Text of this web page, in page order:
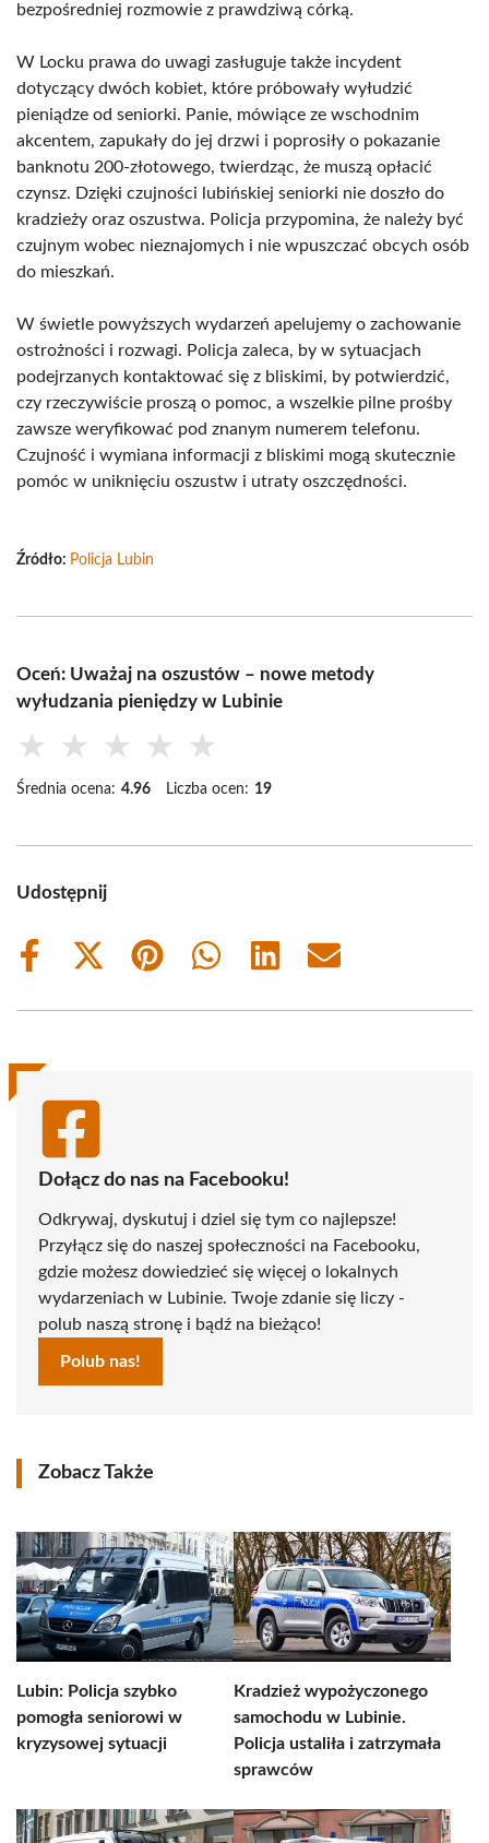
bezpośredniej rozmowie z prawdziwą córką.
W Locku prawa do uwagi zasługuje także incydent
dotyczący dwóch kobiet, które próbowały wyłudzić
pieniądze od seniorki. Panie, mówiące ze wschodnim
akcentem, zapukały do jej drzwi i poprosiły o pokazanie
banknotu 200-złotowego, twierdząc, że muszą opłacić
czynsz. Dzięki czujności lubińskiej seniorki nie doszło do
kradzieży oraz oszustwa. Policja przypomina, że należy być
czujnym wobec nieznajomych i nie wpuszczać obcych osób
do mieszkań.
W świetle powyższych wydarzeń apelujemy o zachowanie
ostrożności i rozwagi. Policja zaleca, by w sytuacjach
podejrzanych kontaktować się z bliskimi, by potwierdzić,
czy rzeczywiście proszą o pomoc, a wszelkie pilne prośby
zawsze weryfikować pod znanym numerem telefonu.
Czujność i wymiana informacji z bliskimi mogą skutecznie
pomóc w uniknięciu oszustw i utraty oszczędności.
Źródło: Policja Lubin
Oceń: Uważaj na oszustów – nowe metody
wyłudzania pieniędzy w Lubinie
★ ★ ★ ★ ★
Średnia ocena: 4.96 Liczba ocen: 19
Udostępnij
Share
Share
(Twitter)
Share
Share
Share
Share
Dołącz do nas na Facebooku!
Odkrywaj, dyskutuj i dziel się tym co najlepsze!
Przyłącz się do naszej społeczności na Facebooku,
gdzie możesz dowiedzieć się więcej o lokalnych
wydarzeniach w Lubinie. Twoje zdanie się liczy -
polub naszą stronę i bądź na bieżąco!
Polub nas!
Zobacz Także
Lubin: Policja szybko
pomogła seniorowi w
kryzysowej sytuacji
Kradzież wypożyczonego
samochodu w Lubinie.
Policja ustaliła i zatrzymała
sprawców